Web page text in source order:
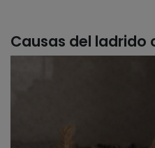
Causas del ladrido